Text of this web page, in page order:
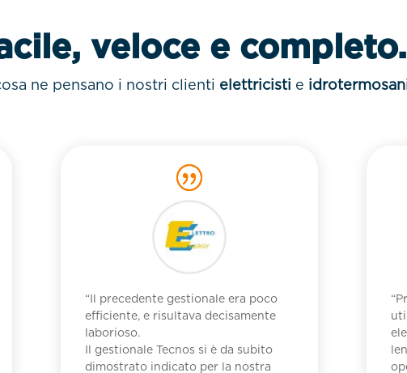
veloce e completo.
ne pensano i nostri clienti elettricisti e
“Il precedente gestionale era poco
efficiente, e risultava decisamente
laborioso.
Il gestionale Tecnos si è da subito
dimostrato indicato per la nostra